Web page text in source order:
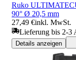
Ruko
90° Ø 20,5 mm
27,49 €inkl. MwSt.
Lieferung bis 2-3
Details anzeigen